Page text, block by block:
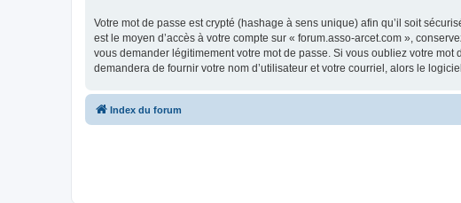
Votre mot de passe est crypté (hashage à sens unique) afin qu’il soit
est le moyen d’accès à votre compte sur « forum.asso-arcet.com »,
vous demander légitimement votre mot de passe. Si vous oubliez votre
demandera de fournir votre nom d’utilisateur et votre courriel, alors le
Index du forum